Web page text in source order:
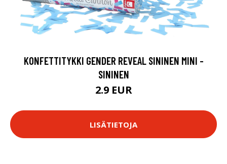
KONFETTITYKKI GENDER REVEAL SININEN MINI -
SININEN
2.9 EUR
LISÄTIETOJA